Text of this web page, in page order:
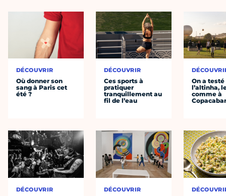
DÉCOUVRIR
Où donner son
sang à Paris cet
été ?
DÉCOUVRIR
DÉCOUVRIR
Ces sports à
pratiquer
tranquillement au
fil de l’eau
DÉCOUVRIR
On a testé
l’altinha,
comme à